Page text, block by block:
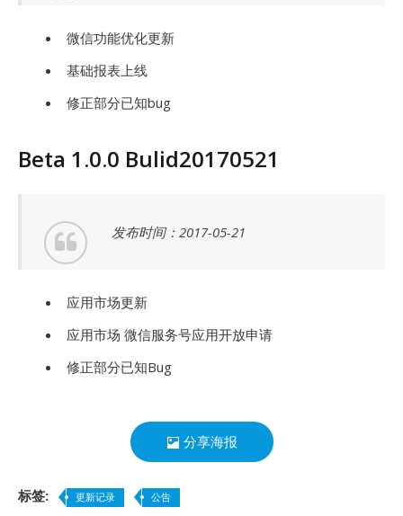
微信功能优化更新
基础报表上线
修正部分已知bug
Beta 1.0.0 Bulid20170521
发布时间：2017-05-21
应用市场更新
应用市场 微信服务号应用开放申请
修正部分已知Bug
分享海报
标签: 更新记录 公告